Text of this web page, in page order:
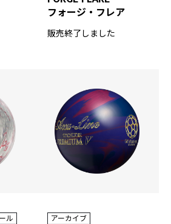
フォージ・フレア
販売終了しました
ル
アーカイブ